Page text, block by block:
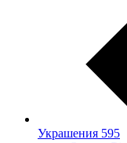
Украшения 595